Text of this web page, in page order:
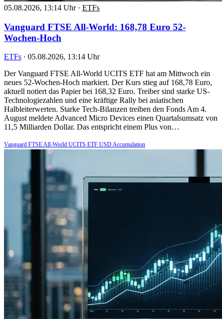
05.08.2026, 13:14 Uhr · ETFs
Vanguard FTSE All-World: 168,78 Euro 52-
Wochen-Hoch
ETFs · 05.08.2026, 13:14 Uhr
Der Vanguard FTSE All-World UCITS ETF hat am Mittwoch ein
neues 52-Wochen-Hoch markiert. Der Kurs stieg auf 168,78 Euro,
aktuell notiert das Papier bei 168,32 Euro. Treiber sind starke US-
Technologiezahlen und eine kräftige Rally bei asiatischen
Halbleiterwerten. Starke Tech-Bilanzen treiben den Fonds Am 4.
August meldete Advanced Micro Devices einen Quartalsumsatz von
11,5 Milliarden Dollar. Das entspricht einem Plus von…
Vanguard FTSE All-World UCITS ETF USD Accumulation